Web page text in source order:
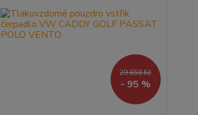
29 658 Kč
- 95 %